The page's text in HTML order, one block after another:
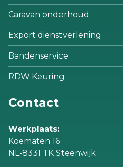
Caravan onderhoud
Export dienstverlening
Bandenservice
RDW Keuring
Contact
Werkplaats:
Koematen 16
NL-8331 TK Steenwijk